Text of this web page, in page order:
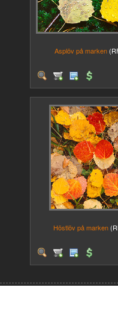
Asplöv på marken
Höstlöv på marken